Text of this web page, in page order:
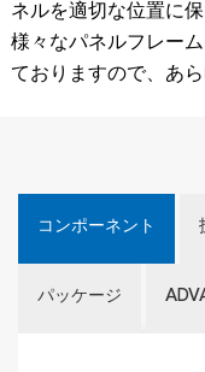
ネルを適切な位置に
様々なパネルフレー
ておりますので、あ
コンポーネント
パッケージ